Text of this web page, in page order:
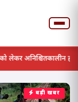
बढ़ाने की मांग को
बड़ी खबर